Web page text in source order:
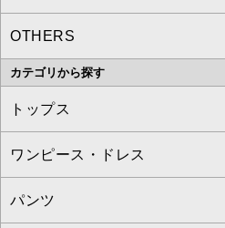
MK MICHEL KLEIN
OFUON le MK
Sybilla
S sybilla
Jocomomola
MICHEL KLEIN HOMME
MK MICHEL KLEIN HOMME
a.v.v
OTHERS
MK MICHEL KLEIN BAG
EMILIO ROBBA
BUYERS SELECT
カテゴリから探す
トップス
すべてのトップス
カットソー・Tシャツ
ワンピース・ドレス
すべてのワンピース・ドレス
パンツ